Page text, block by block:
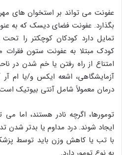
عفونت می تواند بر استخوان های
بگذارد. عفونت فضای دیسک که به
تمایل دارد کودکان کوچکتر را تحت
کودک مبتلا به عفونت ستون
امتناع از راه رفتن یا خم شدن در
آزمایشگاهی، اشعه ایکس و/یا ام
درمان معمولاً شامل آنتی بیوتیک
تومورها، اگرچه نادر هستند، اما
ایجاد شوند. درد مداوم یا بدتر شدن
با تب یا کاهش وزن باید توسط